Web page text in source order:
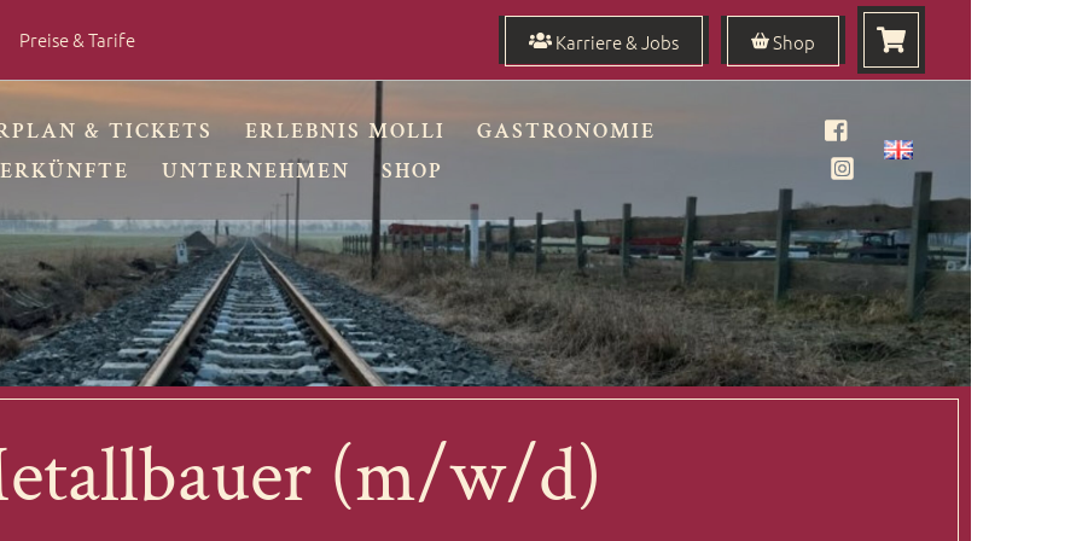
Preise & Tarife Karriere & Jobs Shop
& TICKETS ERLEBNIS MOLLI
GASTRONOMIE
UNTERNEHMEN SHOP
Facebook
Instagram
(m/w/d)